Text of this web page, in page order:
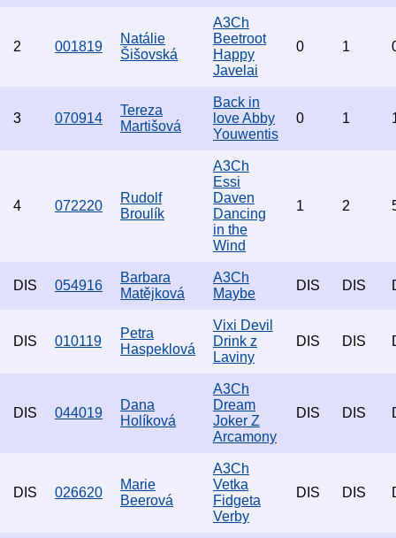
2 001819
Natálie
Šišovská
A3Ch
Beetroot
Happy
Javelai
0 1
3 070914
Tereza
Martišová
Back in
love Abby
Youwentis
0 1
4 072220
Rudolf
Broulík
A3Ch
Essi
Daven
Dancing
in the
Wind
1 2
DIS 054916
Barbara
Matějková
A3Ch
Maybe
DIS DIS
DIS 010119
Petra
Haspeklová
Vixi Devil
Drink z
Laviny
DIS DIS
DIS 044019
Dana
Holíková
A3Ch
Dream
Joker Z
Arcamony
DIS DIS
DIS 026620
Marie
Beerová
A3Ch
Vetka
Fidgeta
Verby
DIS DIS